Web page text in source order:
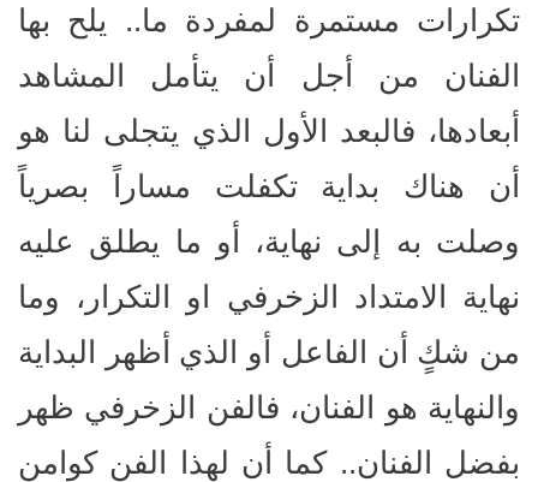
تكرارات مستمرة لمفردة ما.. يلح بها
الفنان من أجل أن يتأمل المشاهد
أبعادها، فالبعد الأول الذي يتجلى لنا هو
أن هناك بداية تكفلت مساراً بصرياً
وصلت به إلى نهاية، أو ما يطلق عليه
نهاية الامتداد الزخرفي او التكرار، وما
من شكٍ أن الفاعل أو الذي أظهر البداية
والنهاية هو الفنان، فالفن الزخرفي ظهر
بفضل الفنان.. كما أن لهذا الفن كوامن